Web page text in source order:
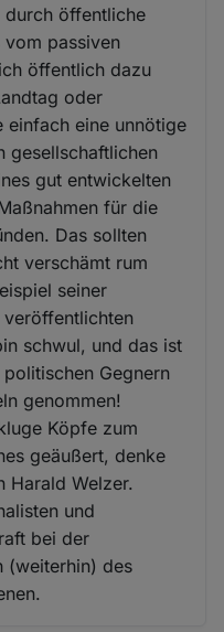
durch öffentliche
vom passiven
öffentlich dazu
oder
einfach eine unnötige
gesellschaftlichen
gut entwickelten
für die
Das sollten
verschämt rum
seiner
schwul, und das ist
Gegnern
genommen!
Köpfe zum
geäußert, denke
Harald Welzer.
und
bei der
(weiterhin) des